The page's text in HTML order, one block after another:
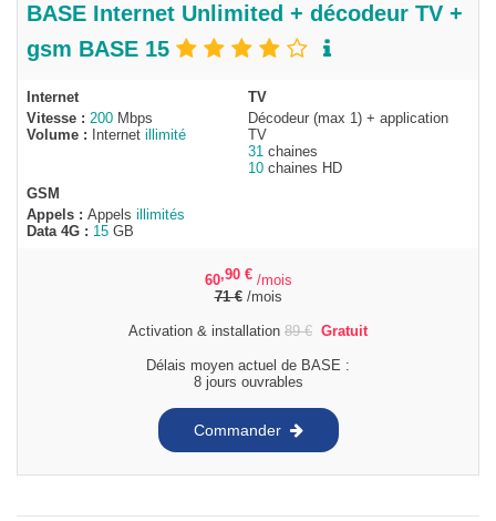
BASE Internet Unlimited + décodeur TV +
gsm BASE 15
Internet
Vitesse : 200 Mbps
Volume :
Internet illimité
TV
Décodeur (max 1) + application
TV
31 chaines
10 chaines HD
GSM
Appels : Appels illimités
Data 4G : 15 GB
60,90 € /mois
71€/mois
Activation & installation 89€ Gratuit
Délais moyen actuel de BASE :
8 jours ouvrables
Commander